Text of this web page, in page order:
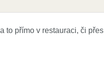
to přímo v restauraci, či přes